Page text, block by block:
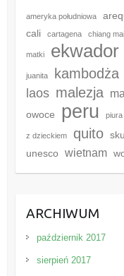
ameryka południowa
cali cartagena chiang mai
matki ekwador
juanita kambodża
laos malezja
owoce peru piura
z dzieckiem quito
unesco wietnam
ARCHIWUM
październik 2017
sierpień 2017